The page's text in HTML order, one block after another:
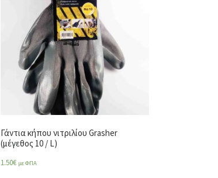
Γάντια κήπου νιτριλίου Grasher
(μέγεθος 10 / L)
1.50€ με ΦΠΑ